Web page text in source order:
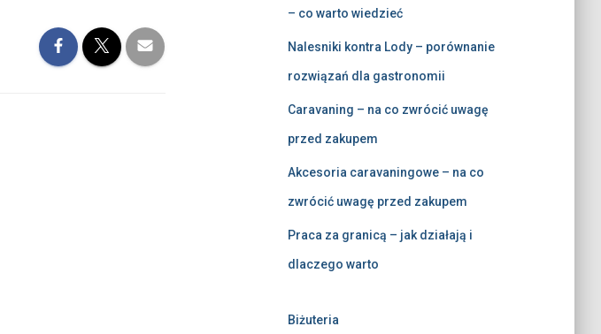
– co warto wiedzieć
Nalesniki kontra Lody – porównanie
rozwiązań dla gastronomii
Caravaning – na co zwrócić uwagę
przed zakupem
Akcesoria caravaningowe – na co
zwrócić uwagę przed zakupem
Praca za granicą – jak działają i
dlaczego warto
Biżuteria